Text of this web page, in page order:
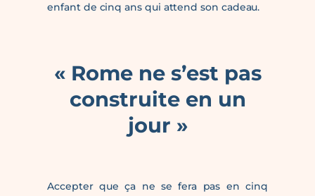
enfant de cinq ans qui attend son cadeau.
« Rome ne s’est pas
construite en un
jour »
Accepter que ça ne se fera pas en cinq